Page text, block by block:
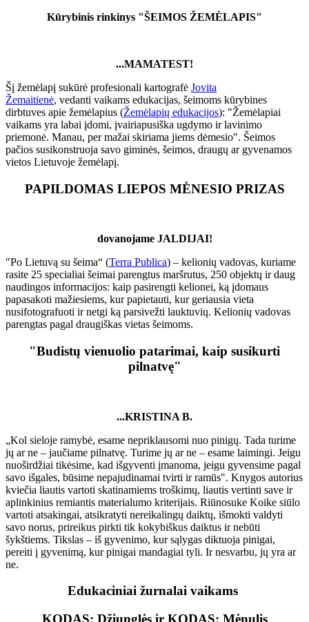
Kūrybinis rinkinys "ŠEIMOS ŽEMĖLAPIS"
...MAMATEST!
Šį žemėlapį sukūrė profesionali kartografė Jovita
Žemaitienė, vedanti vaikams edukacijas, šeimoms kūrybines
dirbtuves apie žemėlapius (Žemėlapių edukacijos): "Žemėlapiai
vaikams yra labai įdomi, įvairiapusiška ugdymo ir lavinimo
priemonė. Manau, per mažai skiriama jiems dėmesio". Šeimos
pačios susikonstruoja savo giminės, šeimos, draugų ar gyvenamos
vietos Lietuvoje žemėlapį.
PAPILDOMAS LIEPOS MĖNESIO PRIZAS
dovanojame JALDIJAI!
"Po Lietuvą su šeima“ (Terra Publica) – kelionių vadovas, kuriame
rasite 25 specialiai šeimai parengtus maršrutus, 250 objektų ir daug
naudingos informacijos: kaip pasirengti kelionei, ką įdomaus
papasakoti mažiesiems, kur papietauti, kur geriausia vieta
nusifotografuoti ir netgi ką parsivežti lauktuvių. Kelionių vadovas
parengtas pagal draugiškas vietas šeimoms.
"Budistų vienuolio patarimai, kaip susikurti
pilnatvę"
...KRISTINA B.
„Kol sieloje ramybė, esame nepriklausomi nuo pinigų. Tada turime
jų ar ne – jaučiame pilnatvę. Turime jų ar ne – esame laimingi. Jeigu
nuoširdžiai tikėsime, kad išgyventi įmanoma, jeigu gyvensime pagal
savo išgales, būsime nepajudinamai tvirti ir ramūs". Knygos autorius
kviečia liautis vartoti skatinamiems troškimų, liautis vertinti save ir
aplinkinius remiantis materialumo kriterijais. Riūnosuke Koike siūlo
vartoti atsakingai, atsikratyti nereikalingų daiktų, išmokti valdyti
savo norus, prireikus pirkti tik kokybiškus daiktus ir nebūti
šykštiems. Tikslas – iš gyvenimo, kur sąlygas diktuoja pinigai,
pereiti į gyvenimą, kur pinigai mandagiai tyli. Ir nesvarbu, jų yra ar
ne.
Edukaciniai žurnalai vaikams
KODAS: Džiunglės ir KODAS: Mėnulis